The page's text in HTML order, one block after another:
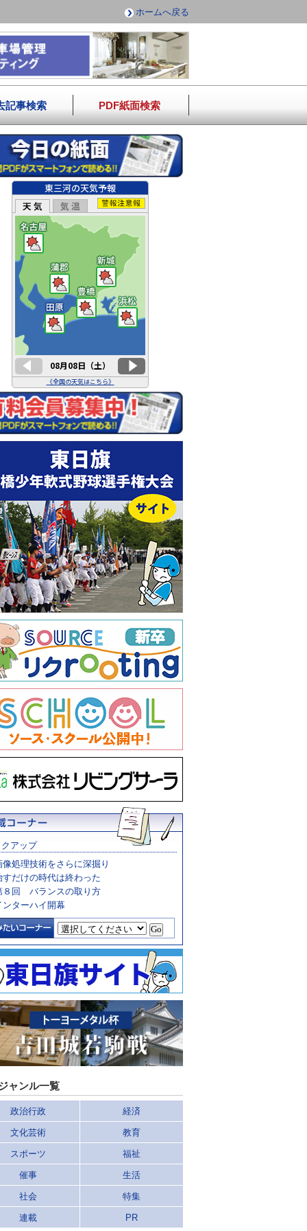
ホームへ戻る
記事検索 PDF紙面検索
アップ
像処理技術をさらに深掘り
すだけの時代は終わった
８回 バランスの取り方
ンターハイ開幕
ャンル一覧
政治行政 経済
文化芸術 教育
スポーツ 福祉
催事 生活
社会 特集
連載 PR